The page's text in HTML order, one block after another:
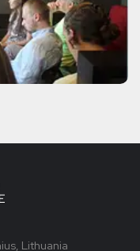
Lithuania